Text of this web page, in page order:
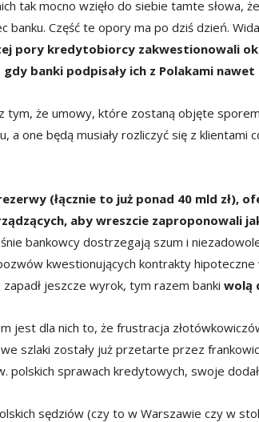
tak mocno wzięło do siebie tamte słowa,
banku. Część te opory ma po dziś dzień.
pory kredytobiorcy zakwestionowali
banki podpisały ich z Polakami nawet
z tym, że umowy, które zostaną objęte
a one będą musiały rozliczyć się z klientami
(łącznie to już ponad 40 mld zł),
aby wreszcie zaproponowali
bankowcy dostrzegają szum i
kwestionujących kontrakty
jeszcze wyrok, tym razem banki wolą
jest dla nich to, że frustracja
szlaki zostały już przetarte przez
polskich sprawach kredytowych, swoje
sędziów (czy to w Warszawie czy w